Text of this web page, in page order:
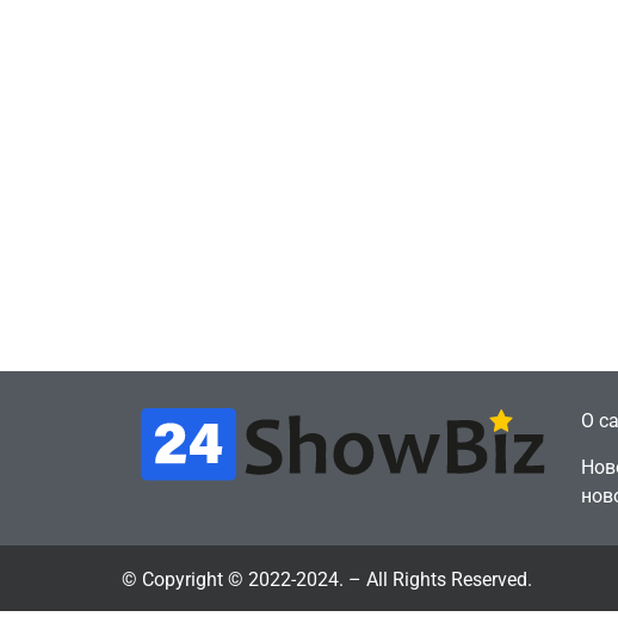
О
© Copyright © 2022-2024. – All Rights Reserved.